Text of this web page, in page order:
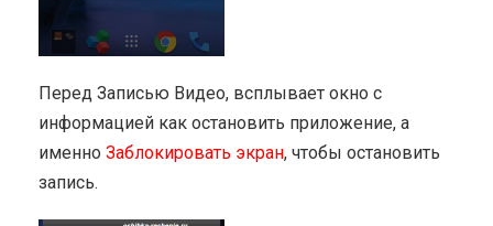
Перед Записью Видео, всплывает окно с
информацией как остановить приложение, а
именно Заблокировать экран, чтобы остановить
запись.